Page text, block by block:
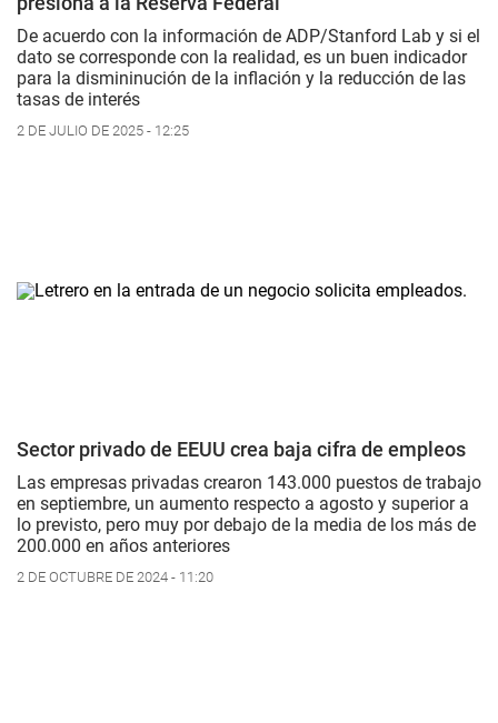
De acuerdo con la información de ADP/Stanford Lab y si el
dato se corresponde con la realidad, es un buen indicador
para la dismininución de la inflación y la reducción de las
tasas de interés
2 DE JULIO DE 2025 - 12:25
Sector privado de EEUU crea baja cifra de empleos
Las empresas privadas crearon 143.000 puestos de trabajo
en septiembre, un aumento respecto a agosto y superior a
lo previsto, pero muy por debajo de la media de los más de
200.000 en años anteriores
2 DE OCTUBRE DE 2024 - 11:20